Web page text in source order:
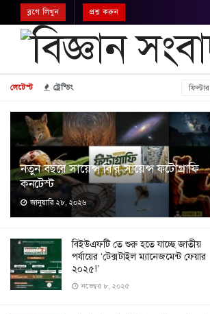
লেটেস্ট ট্রেন্ডিং ফিল্টার
নতুন বছরে সায়েন্স বি’র সায়েন্স ফটোগ্রাফি
কনটেস্ট
জানুয়ারি ২৮, ২০২৬
বিইউএফটি তে শুরু হতে যাচ্ছে জাতীয়
পর্যায়ের ‘টেক্সটাইল ম্যানেজমেন্ট ফেয়ার
২০২৫!’
নভেম্বর ৮, ২০২৫
ব্লগে লিখুন প্রশ্ন করুন